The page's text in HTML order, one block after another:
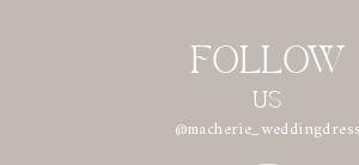
FOLLOW
US
@macherie_weddingdress